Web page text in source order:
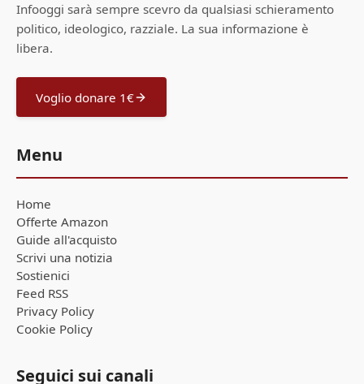
Infooggi sarà sempre scevro da qualsiasi schieramento
politico, ideologico, razziale. La sua informazione è
libera.
Voglio donare 1€
Menu
Home
Offerte Amazon
Guide all'acquisto
Scrivi una notizia
Sostienici
Feed RSS
Privacy Policy
Cookie Policy
Seguici sui canali